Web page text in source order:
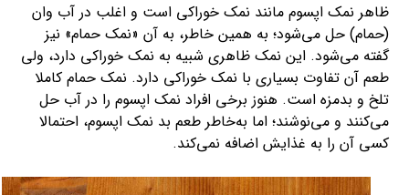
ظاهر نمک اپسوم مانند نمک خوراکی است و اغلب در آب وان
(حمام) حل می‌شود؛ به‌ همین‌ خاطر، به آن «نمک حمام» نیز
گفته می‌شود. این نمک ظاهری شبیه به نمک خوراکی دارد، ولی
طعم آن تفاوت بسیاری با نمک خوراکی دارد. نمک حمام کاملا
تلخ و بدمزه است. هنوز برخی افراد نمک اپسوم را در آب حل
می‌کنند و می‌نوشند؛ اما به‌خاطر طعم بد نمک اپسوم، احتمالا
کسی آن را به غذایش اضافه نمی‌کند.